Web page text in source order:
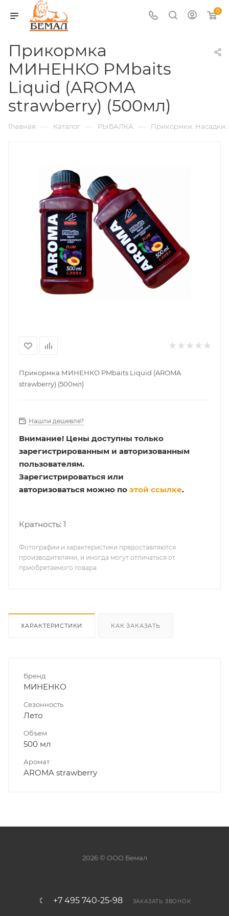
0
Прикормка
МИНЕНКО PMbaits
Liquid (AROMA
strawberry) (500мл)
Главная — Каталог — РЫБАЛКА — Прикормки. Насадки.
Прикормка МИНЕНКО PMbaits Liquid (AROMA
strawberry) (500мл)
Нашли дешевле?
Внимание! Цены доступны только
зарегистрированным и авторизованным
пользователям.
Зарегистрироваться или
авторизоваться можно по этой ссылке.
Кратность: 1
Фотографии и характеристики предоставляются
производителями, и иногда могут отличаться от
приобретаемого товара
ХАРАКТЕРИСТИКИ КАК ЗАКАЗАТЬ
Бренд
МИНЕНКО
Сезонность
Лето
Объем
500 мл
Аромат
AROMA strawberry
2026 © ООО Бемал
+7 495 740-25-98 ЗАКАЗАТЬ ЗВОНОК